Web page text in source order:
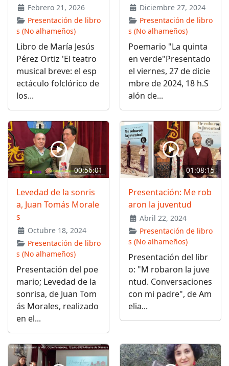
Febrero 21, 2026
Presentación de libro
s (No alhameños)
Libro de María Jesús
Pérez Ortiz 'El teatro
musical breve: el esp
ectáculo folclórico de
los...
Diciembre 27, 2024
Presentación de libro
s (No alhameños)
Poemario "La quinta
en verde"Presentado
el viernes, 27 de dicie
mbre de 2024, 18 h.S
alón de...
00:56:01
Levedad de la sonris
a, Juan Tomás Morale
s
Octubre 18, 2024
Presentación de libro
s (No alhameños)
Presentación del poe
mario; Levedad de la
sonrisa, de Juan Tom
ás Morales, realizado
en el...
01:08:15
Presentación: Me rob
aron la juventud
Abril 22, 2024
Presentación de libro
s (No alhameños)
Presentación del libr
o: "M robaron la juve
ntud. Conversaciones
con mi padre", de Am
elia...